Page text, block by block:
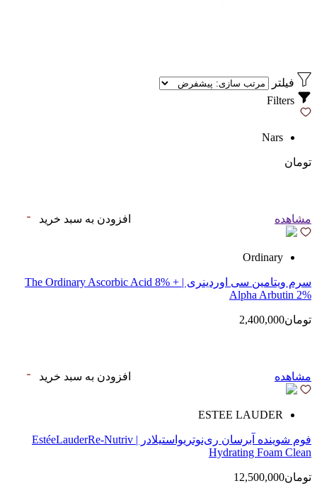
فیلتر
Nars
تومان
مشاهده افزودن به سبد خرید
Ordinary
سرم ویتامین سی اوردینری | The Ordinary Ascorbic Acid 8% +
Alpha Arbutin 2%
تومان2,400,000
مشاهده افزودن به سبد خرید
ESTEE LAUDER
فوم شوینده آبرسان ری‌نوتریواستیلادر | EstéeLauderRe-Nutriv
Hydrating Foam Clean
تومان12,500,000